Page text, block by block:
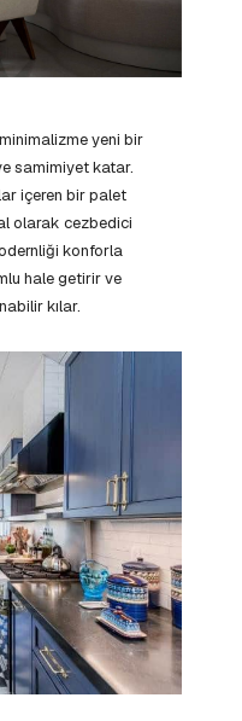
yeni bir
samimiyet katar.
içeren bir palet
olarak cezbedici
konforla
hale getirir ve
kılar.